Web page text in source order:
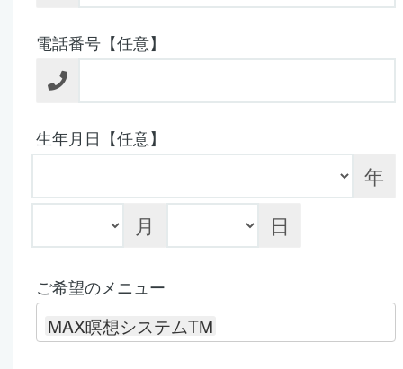
電話番号【任意】
生年月日【任意】
年
月
日
ご希望のメニュー
MAX瞑想システムTM